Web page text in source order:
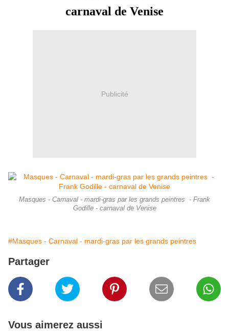
carnaval de Venise
Publicité
Masques - Carnaval - mardi-gras par les grands peintres - Frank
Godille - carnaval de Venise
#Masques - Carnaval - mardi-gras par les grands peintres
Partager
Vous aimerez aussi